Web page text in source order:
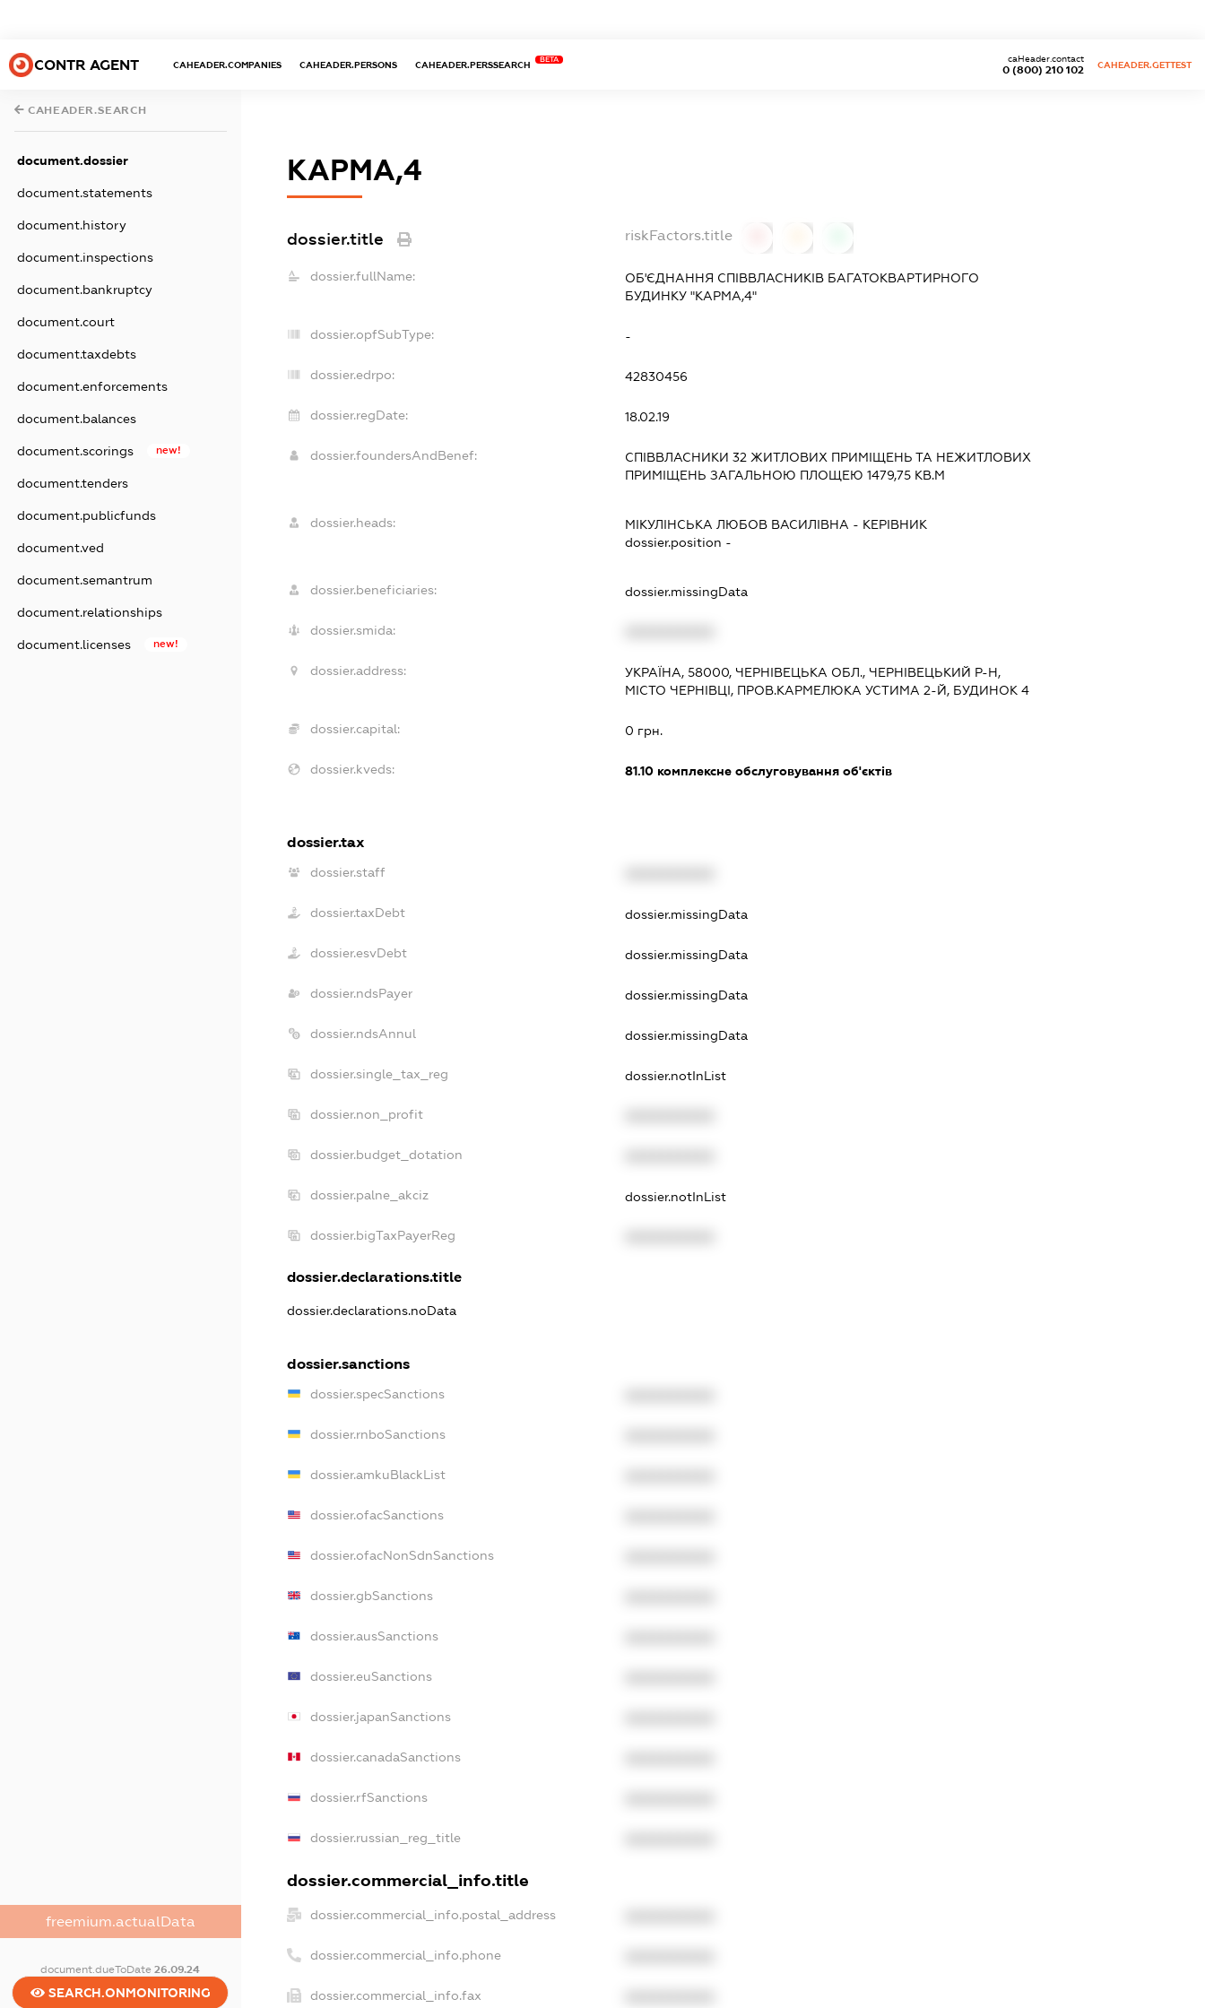
CONTR AGENT CAHEADER.COMPANIES CAHEADER.PERSONS CAHEADER.PERSSEARCH
BETA
0 (800) 210 102
caHeader.contact
CAHEADER.GETTEST
CAHEADER.SEARCH
document.dossier
document.statements
document.history
document.inspections
document.bankruptcy
document.court
document.taxdebts
document.enforcements
document.balances
document.scorings new!
document.tenders
document.publicfunds
document.ved
document.semantrum
document.relationships
document.licenses new!
freemium.actualData
document.dueToDate26.09.24
SEARCH.ONMONITORING
КАРМА,4
dossier.title riskFactors.title
dossier.fullName:
ОБ'ЄДНАННЯ СПІВВЛАСНИКІВ БАГАТОКВАРТИРНОГО
БУДИНКУ "КАРМА,4"
dossier.opfSubType: -
dossier.edrpo: 42830456
dossier.regDate: 18.02.19
dossier.foundersAndBenef:
СПІВВЛАСНИКИ 32 ЖИТЛОВИХ ПРИМІЩЕНЬ ТА НЕЖИТЛОВИХ
ПРИМІЩЕНЬ ЗАГАЛЬНОЮ ПЛОЩЕЮ 1479,75 КВ.М
dossier.heads: МІКУЛІНСЬКА ЛЮБОВ ВАСИЛІВНА - КЕРІВНИК
dossier.position -
dossier.beneficiaries: dossier.missingData
dossier.smida:
dossier.address:
УКРАЇНА, 58000, ЧЕРНІВЕЦЬКА ОБЛ., ЧЕРНІВЕЦЬКИЙ Р-Н,
МІСТО ЧЕРНІВЦІ, ПРОВ.КАРМЕЛЮКА УСТИМА 2-Й, БУДИНОК 4
dossier.capital: 0 грн.
dossier.kveds: 81.10 комплексне обслуговування об'єктів
dossier.tax
dossier.staff
dossier.taxDebt dossier.missingData
dossier.esvDebt dossier.missingData
dossier.ndsPayer dossier.missingData
dossier.ndsAnnul dossier.missingData
dossier.single_tax_reg dossier.notInList
dossier.non_profit
dossier.budget_dotation
dossier.palne_akciz dossier.notInList
dossier.bigTaxPayerReg
dossier.declarations.title
dossier.declarations.noData
dossier.sanctions
dossier.specSanctions
dossier.rnboSanctions
dossier.amkuBlackList
dossier.ofacSanctions
dossier.ofacNonSdnSanctions
dossier.gbSanctions
dossier.ausSanctions
dossier.euSanctions
dossier.japanSanctions
dossier.canadaSanctions
dossier.rfSanctions
dossier.russian_reg_title
dossier.commercial_info.title
dossier.commercial_info.postal_address
dossier.commercial_info.phone
dossier.commercial_info.fax